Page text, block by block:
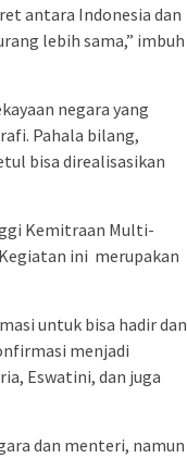
antara Indonesia dan
lebih sama,” imbuh
negara yang
Pahala bilang,
bisa direalisasikan
Kemitraan Multi-
ini merupakan
untuk bisa hadir dan
menjadi
Eswatini, dan juga
dan menteri, namun